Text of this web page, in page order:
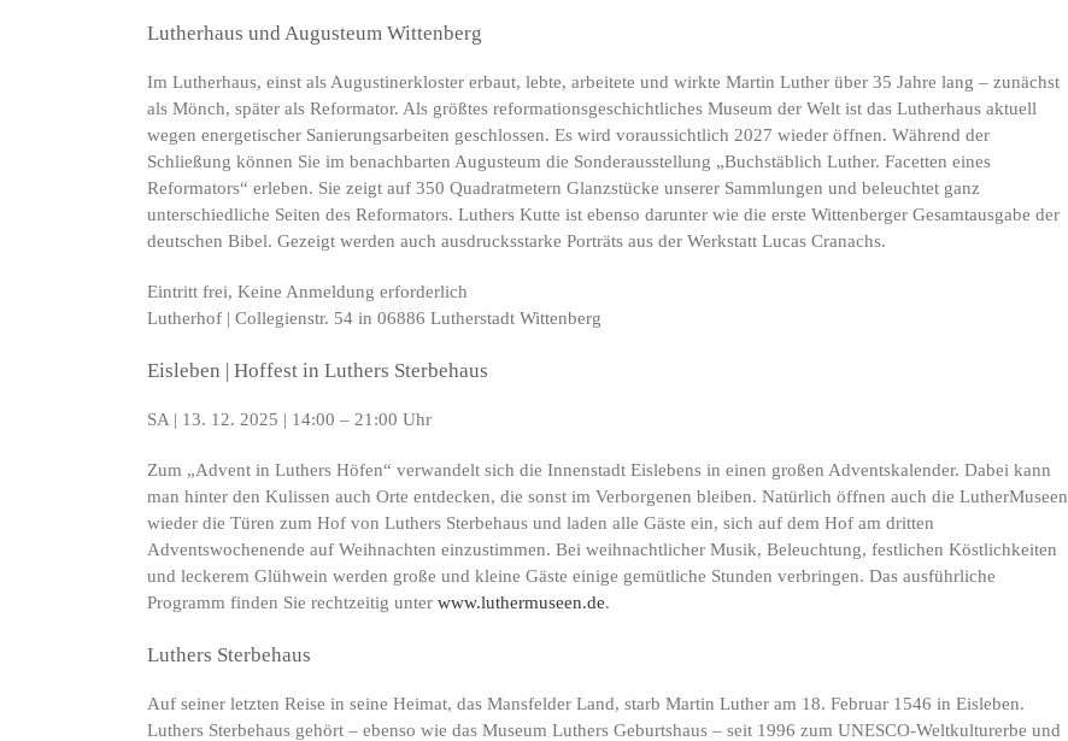
Lutherhaus und Augusteum Wittenberg
Im Lutherhaus, einst als Augustinerkloster erbaut, lebte, arbeitete und wirkte Martin Luther über 35 Jahre lang – zunächst
als Mönch, später als Reformator. Als größtes reformationsgeschichtliches Museum der Welt ist das Lutherhaus aktuell
wegen energetischer Sanierungsarbeiten geschlossen. Es wird voraussichtlich 2027 wieder öffnen. Während der
Schließung können Sie im benachbarten Augusteum die Sonderausstellung „Buchstäblich Luther. Facetten eines
Reformators“ erleben. Sie zeigt auf 350 Quadratmetern Glanzstücke unserer Sammlungen und beleuchtet ganz
unterschiedliche Seiten des Reformators. Luthers Kutte ist ebenso darunter wie die erste Wittenberger Gesamtausgabe der
deutschen Bibel. Gezeigt werden auch ausdrucksstarke Porträts aus der Werkstatt Lucas Cranachs.
Eintritt frei, Keine Anmeldung erforderlich
Lutherhof | Collegienstr. 54 in 06886 Lutherstadt Wittenberg
Eisleben | Hoffest in Luthers Sterbehaus
SA | 13. 12. 2025 | 14:00 – 21:00 Uhr
Zum „Advent in Luthers Höfen“ verwandelt sich die Innenstadt Eislebens in einen großen Adventskalender. Dabei kann
man hinter den Kulissen auch Orte entdecken, die sonst im Verborgenen bleiben. Natürlich öffnen auch die LutherMuseen
wieder die Türen zum Hof von Luthers Sterbehaus und laden alle Gäste ein, sich auf dem Hof am dritten
Adventswochenende auf Weihnachten einzustimmen. Bei weihnachtlicher Musik, Beleuchtung, festlichen Köstlichkeiten
und leckerem Glühwein werden große und kleine Gäste einige gemütliche Stunden verbringen. Das ausführliche
Programm finden Sie rechtzeitig unter www.luthermuseen.de.
Luthers Sterbehaus
Auf seiner letzten Reise in seine Heimat, das Mansfelder Land, starb Martin Luther am 18. Februar 1546 in Eisleben.
Luthers Sterbehaus gehört – ebenso wie das Museum Luthers Geburtshaus – seit 1996 zum UNESCO-Weltkulturerbe und